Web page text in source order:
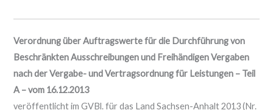
Verordnung über Auftragswerte für die Durchführung von
Beschränkten Ausschreibungen und Freihändigen Vergaben
nach der Vergabe- und Vertragsordnung für Leistungen – Teil
A – vom 16.12.2013
veröffentlicht im GVBl. für das Land Sachsen-Anhalt 2013 (Nr.